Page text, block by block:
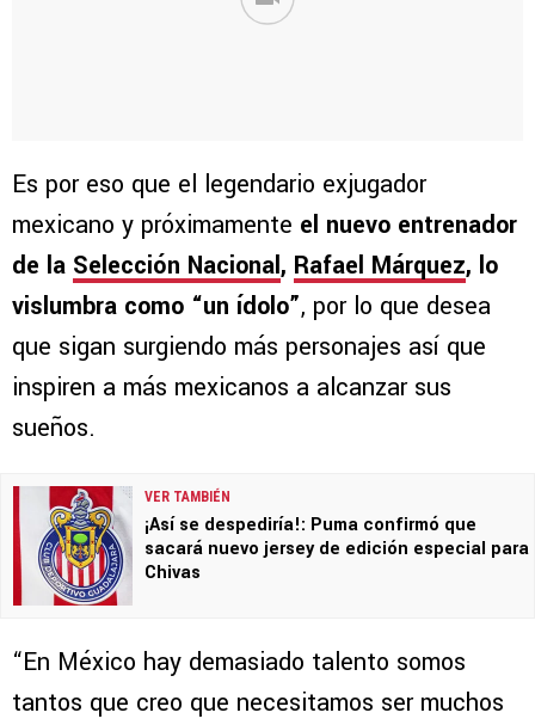
Es por eso que el legendario exjugador
mexicano y próximamente el nuevo entrenador
de la Selección Nacional, Rafael Márquez, lo
vislumbra como “un ídolo”, por lo que desea
que sigan surgiendo más personajes así que
inspiren a más mexicanos a alcanzar sus
sueños.
VER TAMBIÉN
¡Así se despediría!: Puma confirmó que
sacará nuevo jersey de edición especial para
Chivas
“En México hay demasiado talento somos
tantos que creo que necesitamos ser muchos